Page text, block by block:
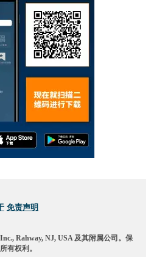
免责声明
Rahway, NJ, USA 及其附属公司。保
有权利。